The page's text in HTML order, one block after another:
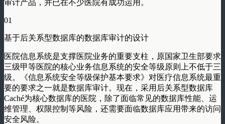
审计产品，并已在不少医院有成功运用。
01
基于后关系型数据库的数据库审计的设计
医院信息系统是支撑医院业务的重要支柱，原国家卫生部要求
三级甲等医院的核心业务信息系统的安全等级原则上不低于三
级。《信息系统安全等级保护基本要求》对医疗信息系统最重
要的要求之一就是数据库审计。现在，采用后关系型数据库
Caché为核心数据库的医院，除了面临常见的数据库性能、运
维管理、权限控制等风险，还需要面临数据库应用带来的访问
安全风险。